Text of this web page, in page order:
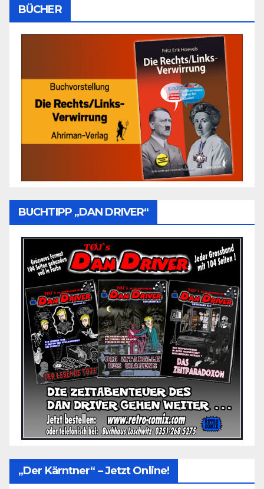
BÜCHER
BUCHTIPP „DAN DRIVER“
„Der Kärntner“ – Jetzt Online!